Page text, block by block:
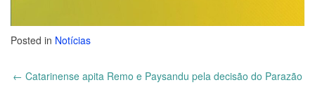
Posted in Notícias
← Catarinense apita Remo e Paysandu pela decisão do Parazão